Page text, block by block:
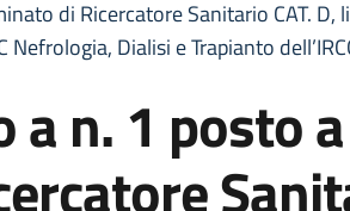
di Ricercatore Sanitario CAT.
Dialisi e Trapianto
a n. 1 posto